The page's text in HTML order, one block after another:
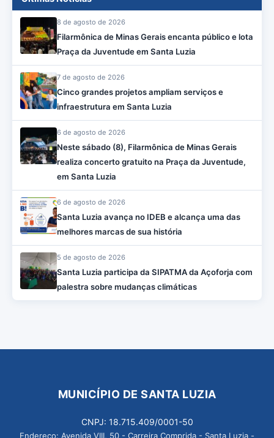
8 de agosto de 2026
Filarmônica de Minas Gerais encanta público e lota
Praça da Juventude em Santa Luzia
7 de agosto de 2026
Cinco grandes projetos ampliam serviços e
infraestrutura em Santa Luzia
6 de agosto de 2026
Neste sábado (8), Filarmônica de Minas Gerais
realiza concerto gratuito na Praça da Juventude,
em Santa Luzia
6 de agosto de 2026
Santa Luzia avança no IDEB e alcança uma das
melhores marcas de sua história
5 de agosto de 2026
Santa Luzia participa da SIPATMA da Açoforja com
palestra sobre mudanças climáticas
MUNICÍPIO DE SANTA LUZIA
CNPJ: 18.715.409/0001-50
Endereço: Avenida VIII, 50 - Carreira Comprida - Santa Luzia -